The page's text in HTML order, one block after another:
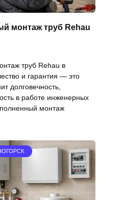
монтаж труб Rehau
труб Rehau в
и гарантия — это
долговечность,
в работе инженерных
монтаж